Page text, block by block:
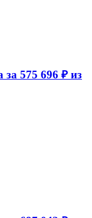
за 575 696 ₽ из